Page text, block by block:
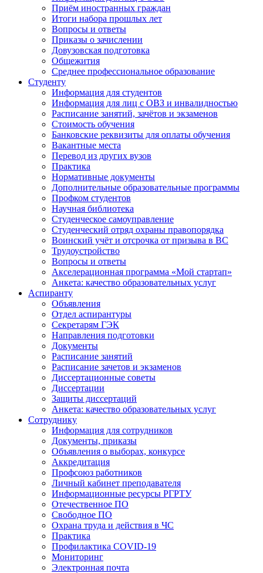
Приём иностранных граждан
Итоги набора прошлых лет
Вопросы и ответы
Приказы о зачислении
Довузовская подготовка
Общежития
Среднее профессиональное образование
Студенту
Информация для студентов
Информация для лиц с ОВЗ и инвалидностью
Расписание занятий, зачётов и экзаменов
Стоимость обучения
Банковские реквизиты для оплаты обучения
Вакантные места
Перевод из других вузов
Практика
Нормативные документы
Дополнительные образовательные программы
Профком студентов
Научная библиотека
Студенческое самоуправление
Студенческий отряд охраны правопорядка
Воинский учёт и отсрочка от призыва в ВС
Трудоустройство
Вопросы и ответы
Акселерационная программа «Мой стартап»
Анкета: качество образовательных услуг
Аспиранту
Объявления
Отдел аспирантуры
Секретарям ГЭК
Направления подготовки
Документы
Расписание занятий
Расписание зачетов и экзаменов
Диссертационные советы
Диссертации
Защиты диссертаций
Анкета: качество образовательных услуг
Сотруднику
Информация для сотрудников
Документы, приказы
Объявления о выборах, конкурсе
Аккредитация
Профсоюз работников
Личный кабинет преподавателя
Информационные ресурсы РГРТУ
Отечественное ПО
Свободное ПО
Охрана труда и действия в ЧС
Практика
Профилактика COVID-19
Мониторинг
Электронная почта